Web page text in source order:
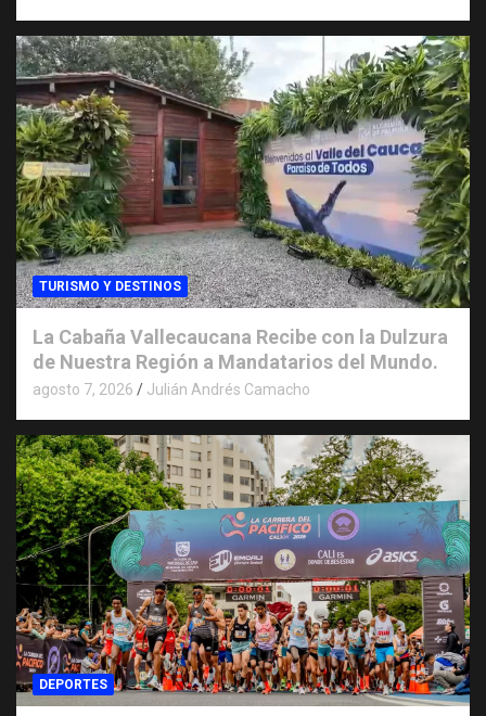
TURISMO Y DESTINOS
La Cabaña Vallecaucana Recibe con la Dulzura
de Nuestra Región a Mandatarios del Mundo.
agosto 7, 2026 Julián Andrés Camacho
DEPORTES